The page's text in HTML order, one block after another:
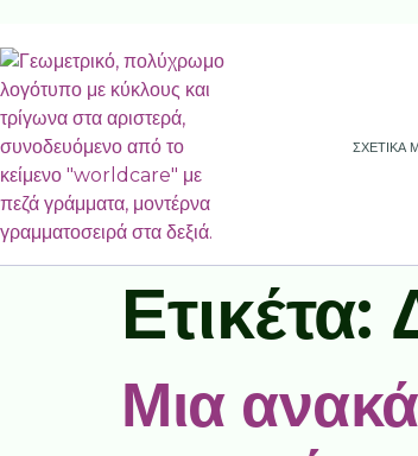
ΣΧΕΤΙΚΆ
Ετικέτα:
Μια